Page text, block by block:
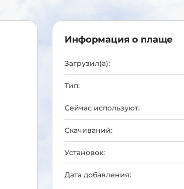
KO
Информация о плаще
Загрузил(а):
Тип:
Сейчас используют:
Скачиваний:
Установок:
Дата добавления: